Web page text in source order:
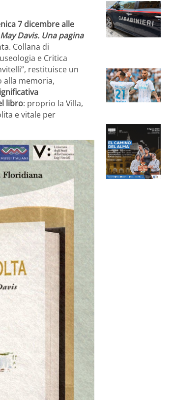
7 dicembre alle
Davis. Una pagina
Collana di
e Critica
restituisce un
alla memoria,
libro: proprio la Villa,
e vitale per